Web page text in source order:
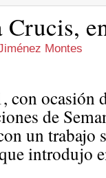
Montes
con ocasión
de
un trabajo
introdujo